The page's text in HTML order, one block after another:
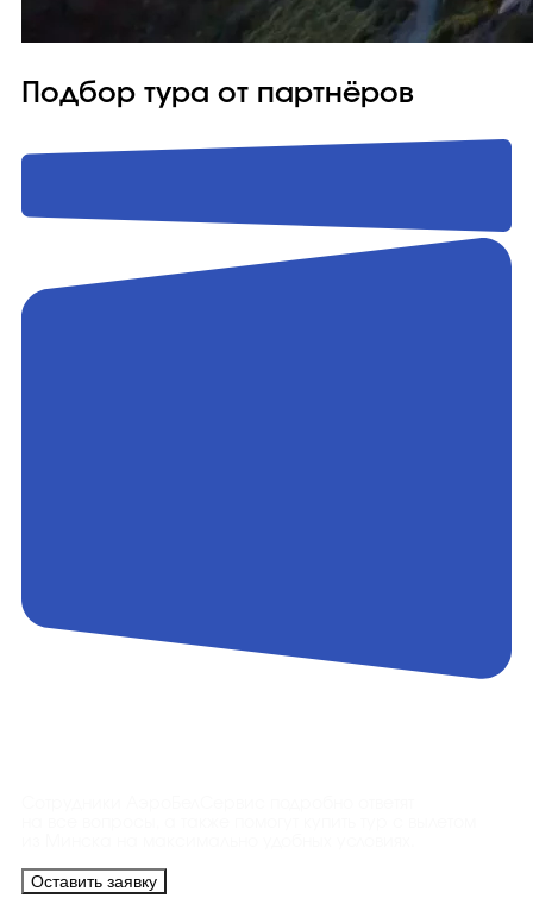
Подбор тура от партнёров
Оставить заявку